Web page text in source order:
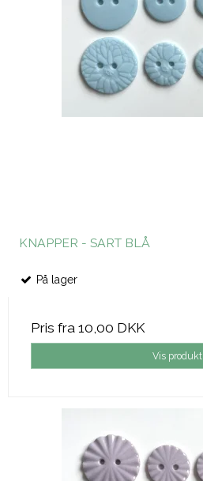
KNAPPER - SART BLÅ
På lager
Pris fra 10,00 DKK
Vis produkt